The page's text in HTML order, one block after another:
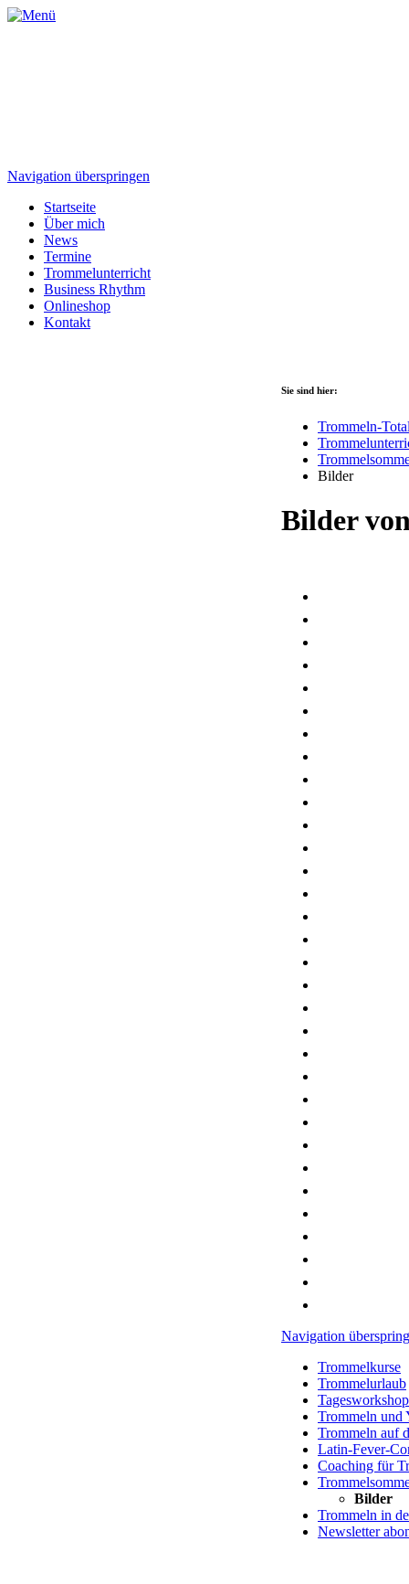
Navigation überspringen
Startseite
Über mich
News
Termine
Trommelunterricht
Business Rhythm
Onlineshop
Kontakt
Sie sind hier:
Trommeln-
Bilder
Bilder
Navigation
Trommelkurse
Trommelurlaub
Trommeln und
Trommeln auf
Latin-Fever-
Coaching für
Bilder
Trommeln in
Newsletter